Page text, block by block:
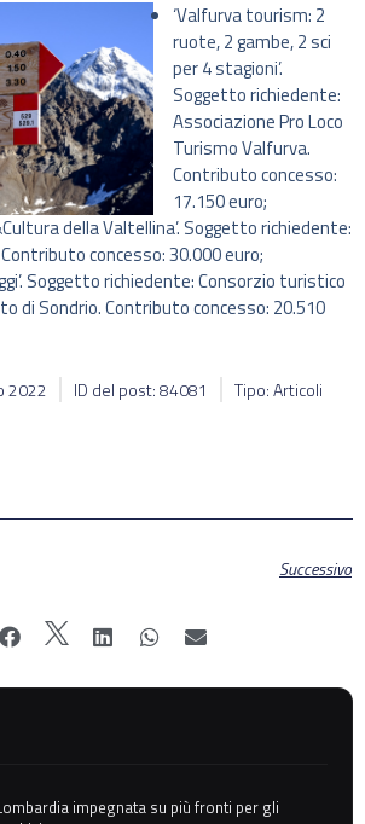
‘Valfurva tourism: 2
ruote, 2 gambe, 2 sci
per 4 stagioni’.
Soggetto richiedente:
Associazione Pro Loco
Turismo Valfurva.
Contributo concesso:
17.150 euro;
della Valtellina’. Soggetto richiedente:
concesso: 30.000 euro;
Soggetto richiedente: Consorzio turistico
di Sondrio. Contributo concesso: 20.510
2022 ID del post: 84081 Tipo: Articoli
Successivo
impegnata su più fronti per gli